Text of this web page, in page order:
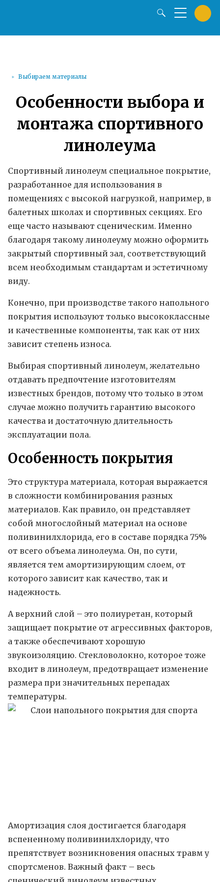
Выбираем материалы
Особенности выбора и
монтажа спортивного
линолеума
Спортивный линолеум специальное покрытие,
разработанное для использования в
помещениях с высокой нагрузкой, например, в
балетных школах и спортивных секциях. Его
еще часто называют сценическим. Именно
благодаря такому линолеуму можно оформить
закрытый спортивный зал, соответствующий
всем необходимым стандартам и эстетичному
виду.
Конечно, при производстве такого напольного
покрытия используют только высококлассные
и качественные компоненты, так как от них
зависит степень износа.
Выбирая спортивный линолеум, желательно
отдавать предпочтение изготовителям
известных брендов, потому что только в этом
случае можно получить гарантию высокого
качества и достаточную длительность
эксплуатации пола.
Особенность покрытия
Это структура материала, которая выражается
в сложности комбинирования разных
материалов. Как правило, он представляет
собой многослойный материал на основе
поливинилхлорида, его в составе порядка 75%
от всего объема линолеума. Он, по сути,
является тем амортизирующим слоем, от
которого зависит как качество, так и
надежность.
А верхний слой – это полиуретан, который
защищает покрытие от агрессивных факторов,
а также обеспечивают хорошую
звукоизоляцию. Стекловолокно, которое тоже
входит в линолеум, предотвращает изменение
размера при значительных перепадах
температуры.
Амортизация слоя достигается благодаря
вспененному поливинилхлориду, что
препятствует возникновения опасных травм у
спортсменов. Важный факт – весь